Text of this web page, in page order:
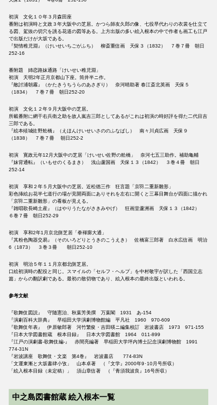
初演 文化１０年３月森田座
番附は初演時と文政３年大阪中の芝居。かつら師友久郎の像、七役早代わりの衣裳を仕立て
る図、駕抜の切穴を誂る花道の図等ある。上方出版の多い絵入根本の中で作者も画工も江戸
で出版だけが大坂である。
『契情稚児淵』（けいせいちごがふち） 柳斎重信画 天保３（1832） ７巻７冊 朝日
252-16
番附題 姉恋路妹通路「けいせい稚児淵」
初演 天明2年正月京都山下座。筒井半ニ作。
『敵討浦朝霧』（かたきうちうらのあさぎり） 奈河晴助著 春江斎北英画 天保５
（1834） ７巻７冊 朝日252-20
初演 文化１２年９月大阪中の芝居。
所載番附に網干右兵衛之助を故人嵐吉三郎としてあるがこれは初演の時好評を得た二代目吉
三郎である。
『絵本傾城佐野舩橋』（えほんけいせいさののふなばし） 南々川貞広画 天保９
（1838） ７巻７冊 朝日252-2
初演 寛政元年12月大阪中の芝居「けいせい佐野の舩橋」 奈河七五三助作。補助亀輔
『妹背通転』（いもせのくるまき） 浅山蘆国画 天保１３（1842） ３巻４冊 朝日
252-14
初演 享和２年５月大阪中の芝居。近松徳三作 狂言題「京羽二重新雛形」
彩色挿絵お花半七道行の場が見開両面にありそれを左右に開くと三幕目舞台が四面に描かれ
「京羽二重新雛形」の看板が見える。
『雑唱歌長崎土産』（はやりうたながさきみやげ） 狂画堂蘆洲画 天保１３（1842）
６巻７冊 朝日252-29
初演 享和2年1月京北側芝居「拳褌廓大通」
『其粉色陶器交易』（そのいろどりとうきのこうえき） 佐橋富三郎著 白水広信画 明治
6（1873） ３巻３冊 朝日252-10
初演 明治５年１１月京都北側芝居。
口絵初演時の配役と同じ。スマイルの「セルフ・ヘルプ」を中村敬宇が訳した「西国立志
篇」からの翻訳劇である。最初の散切物であり、絵入根本の最終出版といわれる。
参考文献
『歌舞伎図説』 守随憲治、秋葉芳美撰 万葉閣 1931 あ-154
『演劇百科大辞典』 早稲田大学演劇博物館編 平凡社 1960 970-609
『歌舞伎年表』 伊原敏郎著 河竹繁俊・吉田暎ニ編集校訂 岩波書店 1973 971-155
『日本大学図書館蔵 根本目録』 日本大学図書館 1964 011-899
『江戸の演劇書-歌舞伎編-』 赤間亮編著 早稲田大学坪内博士記念演劇博物館 1991
774-31N
『岩波講座 歌舞伎・文楽 第4巻』 岩波書店 774-83N
「文運東漸と大坂書肆小攷」 山本卓著 （『文学』2000年9･10月号所収）
「絵入根本目録（未定稿）」 須山章信著 （『青須我波良』16号所収）
中之島図書館蔵 絵入根本一覧